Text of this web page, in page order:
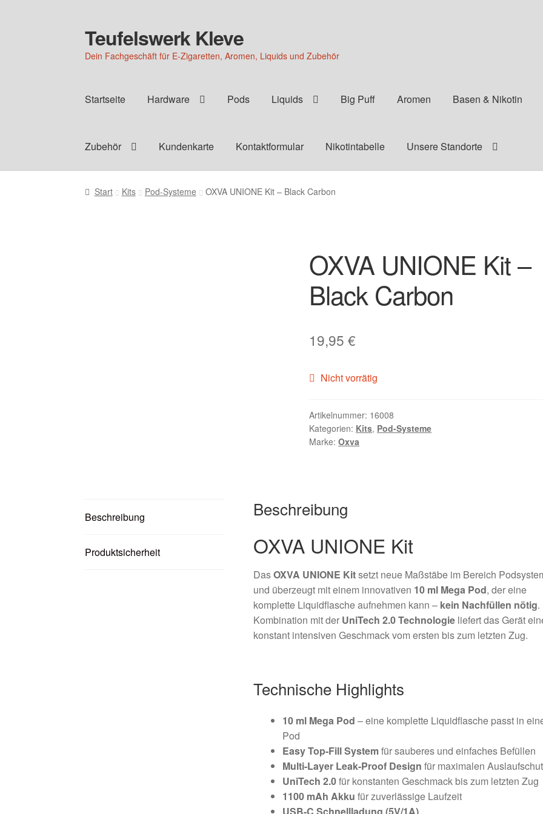
Zur
Navigation
springen
Zum
Inhalt
springen
Teufelswerk Kleve
Dein Fachgeschäft für E-Zigaretten, Aromen, Liquids und Zubehör
Startseite Hardware Pods Liquids Big Puff Aromen Basen & Nikotin
Zubehör Kundenkarte Kontaktformular Nikotintabelle Unsere Standorte
Start Kits Pod-Systeme OXVA UNIONE Kit – Black Carbon
OXVA UNIONE Kit –
Black Carbon
19,95€
Nicht vorrätig
Artikelnummer: 16008
Kategorien: Kits, Pod-Systeme
Marke:Oxva
Beschreibung
Produktsicherheit
Beschreibung
OXVA UNIONE Kit
DasOXVA UNIONE Kitsetzt neue Maßstäbe im Bereich
und überzeugt mit einem innovativen 10 ml Mega Pod, der eine
komplette Liquidflasche aufnehmen kann – kein Nachfüllen nötig.
Kombination mit der UniTech 2.0 Technologieliefert das Gerät
konstant intensiven Geschmack vom ersten bis zum letzten Zug.
Technische Highlights
10 ml Mega Pod – eine komplette Liquidflasche passt in
Pod
Easy Top-Fill Systemfür sauberes und einfaches Befüllen
Multi-Layer Leak-Proof Design für maximalen
UniTech 2.0für konstanten Geschmack bis zum letzten Zug
1100 mAh Akku für zuverlässige Laufzeit